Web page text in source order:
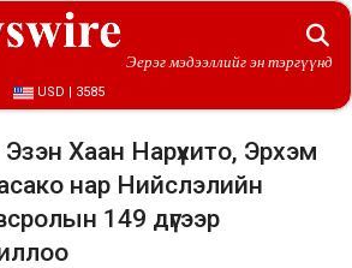
Эерэг мэдээллийг эн тэргүүнд
USD | 3585
Хаан Нарүхито, Эрхэм
нар Нийслэлийн
149 дүгээр